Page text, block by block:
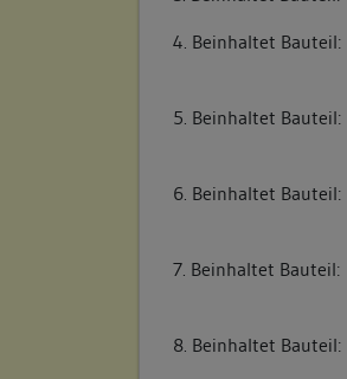
4. Beinhaltet Bauteil:
5. Beinhaltet Bauteil:
6. Beinhaltet Bauteil:
7. Beinhaltet Bauteil:
8. Beinhaltet Bauteil: